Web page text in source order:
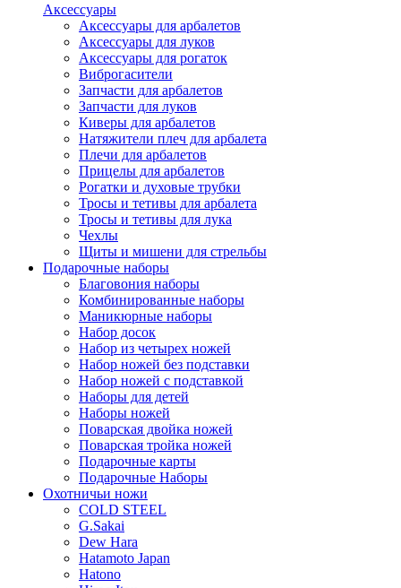
Аксессуары
Аксессуары для арбалетов
Аксессуары для луков
Аксессуары для рогаток
Виброгасители
Запчасти для арбалетов
Запчасти для луков
Киверы для арбалетов
Натяжители плеч для арбалета
Плечи для арбалетов
Прицелы для арбалетов
Рогатки и духовые трубки
Тросы и тетивы для арбалета
Тросы и тетивы для лука
Чехлы
Щиты и мишени для стрельбы
Подарочные наборы
Благовония наборы
Комбинированные наборы
Маникюрные наборы
Набор досок
Набор из четырех ножей
Набор ножей без подставки
Набор ножей с подставкой
Наборы для детей
Наборы ножей
Поварская двойка ножей
Поварская тройка ножей
Подарочные карты
Подарочные Наборы
Охотничьи ножи
COLD STEEL
G.Sakai
Dew Hara
Hatamoto Japan
Hatono